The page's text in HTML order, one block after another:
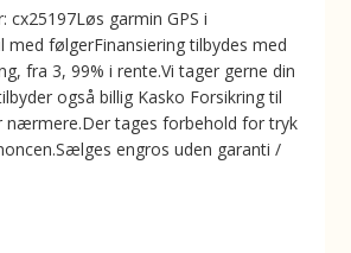
cx25197Løs garmin GPS i
med følgerFinansiering tilbydes med
fra 3, 99% i rente.Vi tager gerne din
også billig Kasko Forsikring til
nærmere.Der tages forbehold for tryk
engros uden garanti /